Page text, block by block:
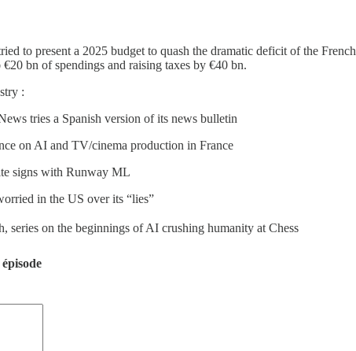
to present a 2025 budget to quash the dramatic deficit of the French
bn of spendings and raising taxes by €40 bn.
:
tries a Spanish version of its news bulletin
on AI and TV/cinema production in France
signs with Runway ML
in the US over its “lies”
series on the beginnings of AI crushing humanity at Chess